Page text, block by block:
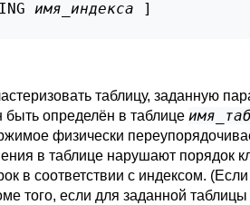
имя_индекса ]
таблицу, заданную
определён в таблице
физически
в таблице нарушают порядок
в соответствии с индексом.
того, если для заданной таблицы